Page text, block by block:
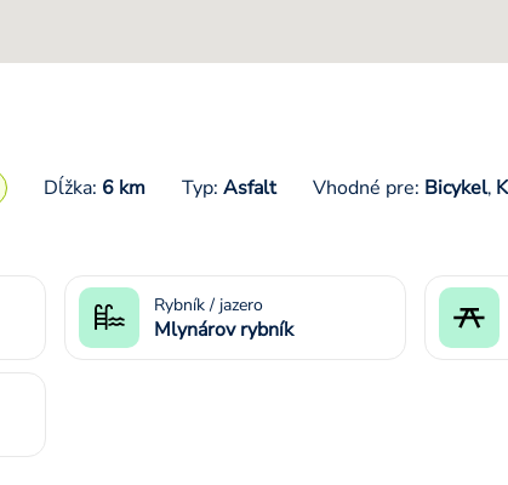
Dĺžka: 6 km Typ: Asfalt Vhodné pre: Bicykel,
Rybník / jazero
Mlynárov rybník